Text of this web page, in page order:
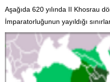
Aşağıda 620 yılında II Khosrau
İmparatorluğunun yayıldığı